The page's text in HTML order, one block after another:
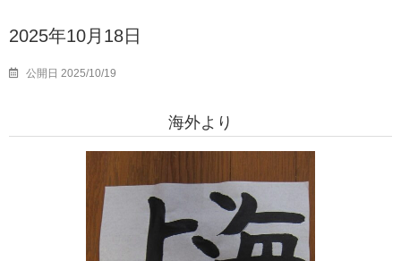
2025年10月18日
公開日 2025/10/19
海外より